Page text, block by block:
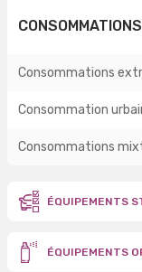
CONSOMMATIONS
Consommations
Consommation
Consommations
ÉQUIPEMENTS
ÉQUIPEMENTS